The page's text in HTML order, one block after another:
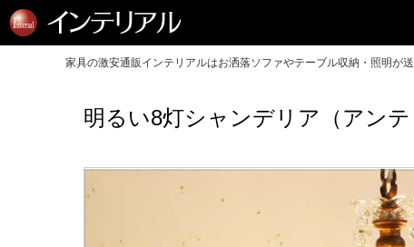
家具の激安通販インテリアルはお洒落ソファやテーブル収納・照明が
明るい8灯シャンデリア（アンテ